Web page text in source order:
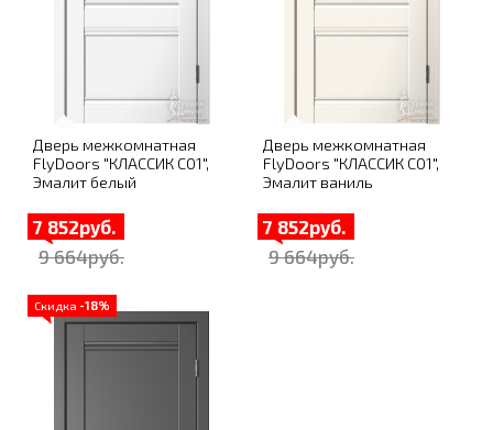
Дверь межкомнатная
FlyDoors "КЛАССИК C01",
Эмалит белый
7 852руб.
9 664руб.
Дверь межкомнатная
FlyDoors "КЛАССИК C01",
Эмалит ваниль
7 852руб.
9 664руб.
Скидка -18%